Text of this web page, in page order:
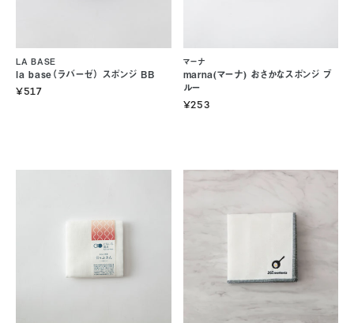
la base（ラバーゼ） スポンジ BB
LA BASE
¥517
marna(マーナ) おさかなスポンジ ブ
ルー
マーナ
¥253